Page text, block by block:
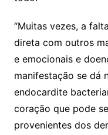
“Muitas vezes, a
direta com outros
e emocionais e
manifestação se dá
endocardite
coração que pode
provenientes dos